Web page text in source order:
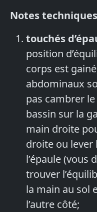
Notes
touchés
position
corps est
abdominaux
pas cambrer
bassin sur la
main droite
droite ou lever
l’épaule (vous
trouver
la main au sol
l’autre côté;